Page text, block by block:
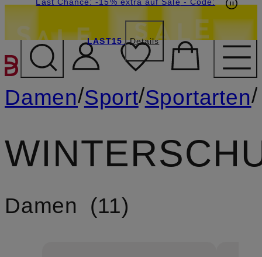
ZUM HAUPTINHALT
LAST15 Details
Damen/Sport/Sportarten/
Damen 11